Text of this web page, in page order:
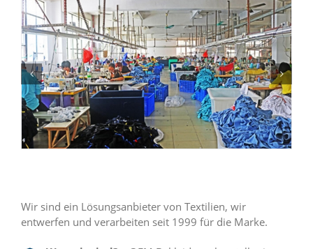
Wir sind ein Lösungsanbieter von Textilien, wir
entwerfen und verarbeiten seit 1999 für die Marke.